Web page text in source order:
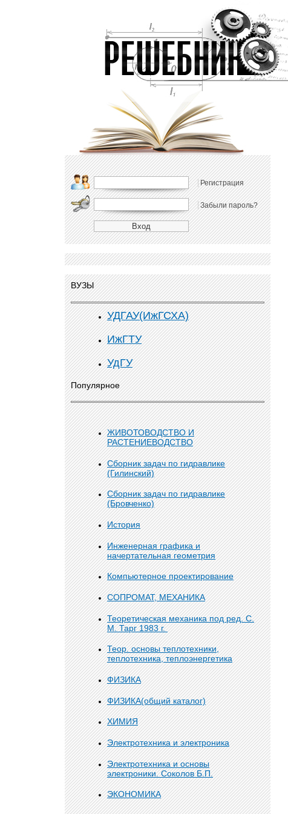
Регистрация
Забыли пароль?
ВУЗЫ
УДГАУ(ИжГСХА)
ИжГТУ
УдГУ
Популярное
ЖИВОТОВОДСТВО И
РАСТЕНИЕВОДСТВО
Сборник задач по гидравлике
(Гилинский)
Сборник задач по гидравлике
(Бровченко)
История
Инженерная графика и
начертательная геометрия
Компьютерное проектирование
СОПРОМАТ, МЕХАНИКА
Теоретическая механика под ред. С.
М. Тарг 1983 г.
Теор. основы теплотехники,
теплотехника, теплоэнергетика
ФИЗИКА
ФИЗИКА(общий каталог)
ХИМИЯ
Электротехника и электроника
Электротехника и основы
электроники. Соколов Б.П.
ЭКОНОМИКА